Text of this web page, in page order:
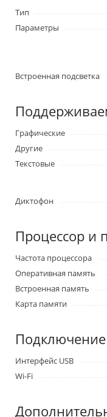
Тип
Параметры
Встроенная подсветка
Графические
Другие
Текстовые
Диктофон
Процессор и
Частота процессора
Оперативная память
Встроенная память
Карта памяти
Подключение
Интерфейс USB
Wi-Fi